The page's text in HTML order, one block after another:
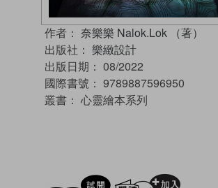
作者： 奈樂樂 Nalok.Lok （著）
出版社： 樂緻設計
出版日期： 08/2022
國際書號： 9789887596950
叢書： 心靈繪本系列
試閲